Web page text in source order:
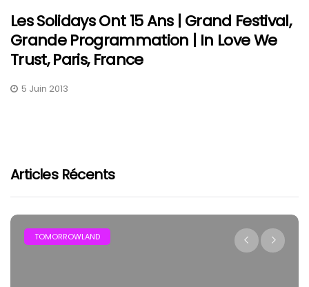
Les Solidays Ont 15 Ans | Grand Festival,
Grande Programmation | In Love We
Trust, Paris, France
5 Juin 2013
Articles Récents
TOMORROWLAND